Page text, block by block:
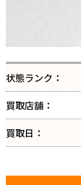
状態ランク：
買取店舗：
買取日：